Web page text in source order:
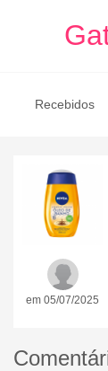
Recebidos
em 05/07/2025